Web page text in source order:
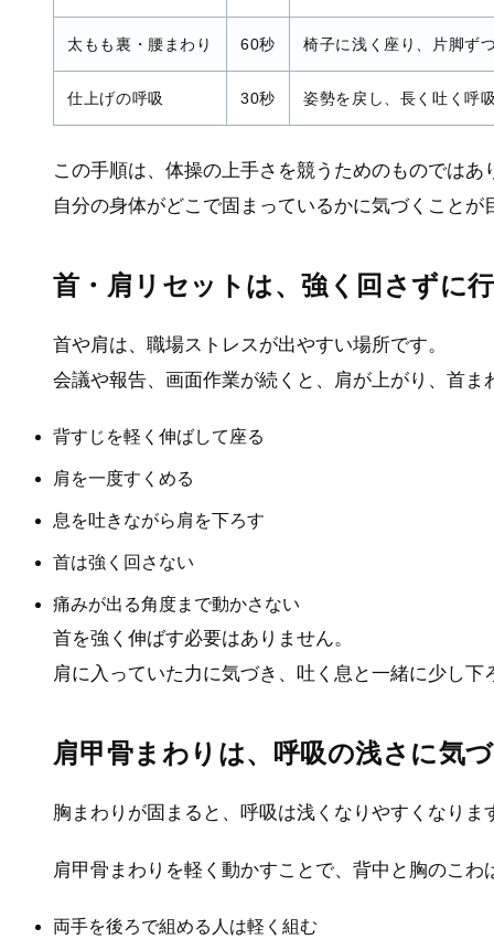
太もも裏・腰まわり 60秒 椅子に浅く座り、片脚ず
仕上げの呼吸 30秒 姿勢を戻し、長く吐く呼
この手順は、体操の上手さを競うためのものではあ
自分の身体がどこで固まっているかに気づくことが
首・肩リセットは、強く回さずに
首や肩は、職場ストレスが出やすい場所です。
会議や報告、画面作業が続くと、肩が上がり、首
背すじを軽く伸ばして座る
肩を一度すくめる
息を吐きながら肩を下ろす
首は強く回さない
痛みが出る角度まで動かさない
首を強く伸ばす必要はありません。
肩に入っていた力に気づき、吐く息と一緒に少し
肩甲骨まわりは、呼吸の浅さに気
胸まわりが固まると、呼吸は浅くなりやすくなりま
肩甲骨まわりを軽く動かすことで、背中と胸のこ
両手を後ろで組める人は軽く組む